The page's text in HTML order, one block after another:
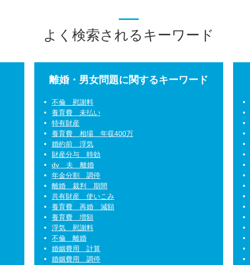
よく検索されるキーワード
離婚・男女問題に関するキーワード
不倫 慰謝料
養育費 未払い
特有財産
養育費 相場 年収400万
婚約前 浮気
財産分与 時効
dv 夫 離婚
年金分割 調停
離婚 裁判 期間
共有財産 使いこみ
養育費 再婚 減額
養育費 増額
浮気 慰謝料
不倫 離婚
婚姻費用 計算
婚姻費用 調停